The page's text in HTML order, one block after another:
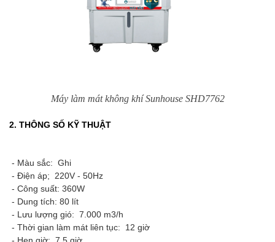
Máy làm mát không khí Sunhouse SHD7762
2. THÔNG SỐ KỸ THUẬT
- Màu sắc: Ghi
- Điện áp; 220V - 50Hz
- Công suất: 360W
- Dung tích: 80 lít
- Lưu lượng gió: 7.000 m3/h
- Thời gian làm mát liên tục: 12 giờ
- Hẹn giờ: 7,5 giờ